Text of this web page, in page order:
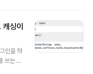
를 조회를 하고 있었다. 문
인스턴스에서 읽도
Writer..
싱이
인을 하
쓰는 것